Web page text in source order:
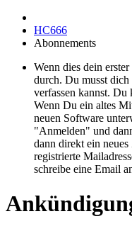
HC666
Abonnements
Wenn dies dein
durch. Du musst dich
verfassen kannst. Du
Wenn Du ein altes
neuen Software
"Anmelden" und
dann direkt ein
registrierte
schreibe eine Email